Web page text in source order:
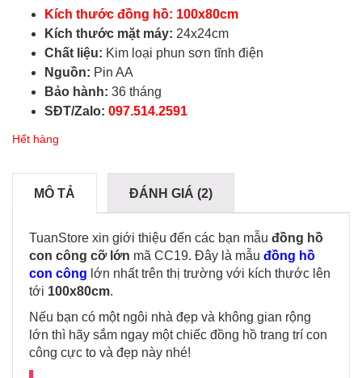
Kích thước đồng hồ: 100x80cm
Kích thước mặt máy: 24x24cm
Chất liệu: Kim loại phun sơn tĩnh điện
Nguồn: Pin AA
Bảo hành: 36 tháng
SĐT/Zalo: 097.514.2591
Hết hàng
MÔ TẢ ĐÁNH GIÁ (2)
TuanStore xin giới thiệu đến các bạn mẫu đồng hồ
con công cỡ lớn mã CC19. Đây là mẫu đồng hồ
con công lớn nhất trên thị trường với kích thước lên
tới 100x80cm.
Nếu bạn có một ngôi nhà đẹp và không gian rộng
lớn thì hãy sắm ngay một chiếc đồng hồ trang trí con
công cực to và đẹp này nhé!